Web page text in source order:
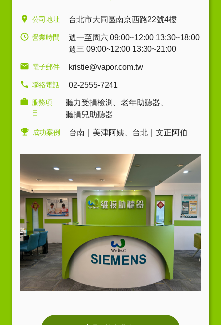
公司地址 台北市大同區南京西路22號4樓
營業時間
週一至周六 09:00~12:00 13:30~18:00
週三 09:00~12:00 13:30~21:00
電子郵件 kristie@vapor.com.tw
聯絡電話 02-2555-7241
服務項
目
聽力受損檢測 老年助聽器
聽損兒助聽器
成功案例 台南｜美津阿姨 台北｜文正阿伯